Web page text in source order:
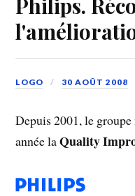
LOGO 30 AOÛT 2008
Depuis 2001, le
année laQuality